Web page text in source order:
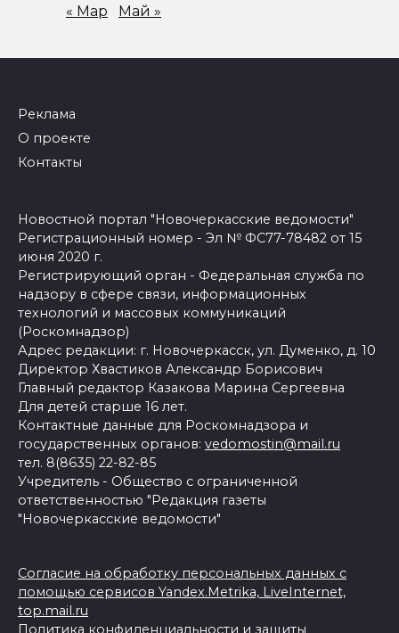
« Мар Май »
Реклама
О проекте
Контакты
Новостной портал "Новочеркасские ведомости"
Регистрационный номер - Эл № ФС77-78482 от 15
июня 2020 г.
Регистрирующий орган - Федеральная служба по
надзору в сфере связи, информационных
технологий и массовых коммуникаций
(Роскомнадзор)
Адрес редакции: г. Новочеркасск, ул. Думенко, д. 10
Директор Хвастиков Александр Борисович
Главный редактор Казакова Марина Сергеевна
Для детей старше 16 лет.
Контактные данные для Роскомнадзора и
государственных органов: vedomostin@mail.ru
тел. 8(8635) 22-82-85
Учредитель - Общество с ограниченной
ответственностью "Редакция газеты
"Новочеркасские ведомости"
Согласие на обработку персональных данных с
помощью сервисов Yandex.Metrika, LiveInternet,
top.mail.ru
Политика конфиденциальности и защиты